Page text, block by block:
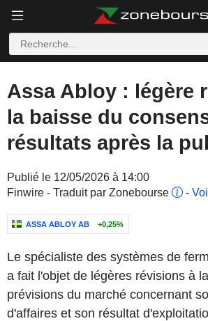
Assa Abloy : légère
la baisse du
résultats après la
Publié le 12/05/2026 à 14:00
Finwire - Traduit par Zonebourse
-
ASSA ABLOY AB +0,25%
Le spécialiste des systèmes de
a fait l'objet de légères révisions à
prévisions du marché concernant
d'affaires et son résultat